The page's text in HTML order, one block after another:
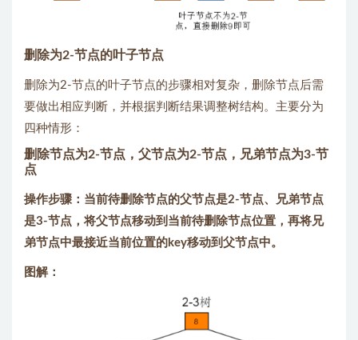
删除为2-节点的叶子节点
删除为2-节点的叶子节点的步骤相对复杂，删除节点后需
要做出相应判断，并根据判断结果调整树结构。主要分为
四种情形：
删除节点为2-节点，父节点为2-节点，兄弟节点为3-节
点
操作步骤：当前待删除节点的父节点是2-节点、兄弟节点
是3-节点，将父节点移动到当前待删除节点位置，再将兄
弟节点中最接近当前位置的key移动到父节点中。
图解：